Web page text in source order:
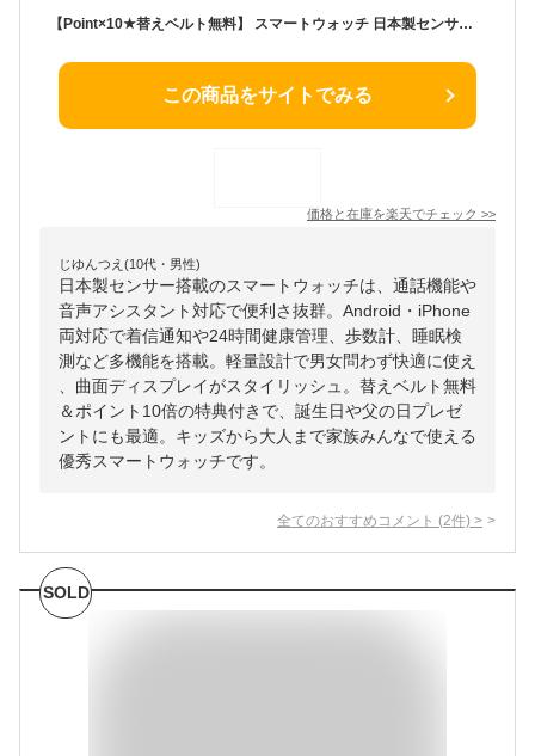
【Point×10★替えベルト無料】 スマートウォッチ 日本製センサー 通話機能 音声アシスタント android iphone対応 着信通知 24時間健康管理 歩数計 曲面 レディース メンズ腕時計 多機能 電卓 睡眠検測 アラーム 軽量 アンドロイド 誕生日 父の日プレゼント キッズ
この商品をサイトでみる
価格と在庫を楽天でチェック >>
じゆんつえ(10代・男性)
日本製センサー搭載のスマートウォッチは、通話機能や
音声アシスタント対応で便利さ抜群。Android・iPhone
両対応で着信通知や24時間健康管理、歩数計、睡眠検
測など多機能を搭載。軽量設計で男女問わず快適に使え
、曲面ディスプレイがスタイリッシュ。替えベルト無料
＆ポイント10倍の特典付きで、誕生日や父の日プレゼ
ントにも最適。キッズから大人まで家族みんなで使える
優秀スマートウォッチです。
全てのおすすめコメント (2件) >
SOLD